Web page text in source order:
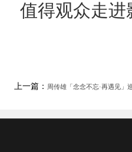
值得观众走进
上一篇： 周传雄「念念不忘·再遇见」